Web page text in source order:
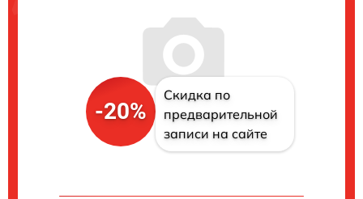
-20%
Скидка по
предварительной
записи на сайте